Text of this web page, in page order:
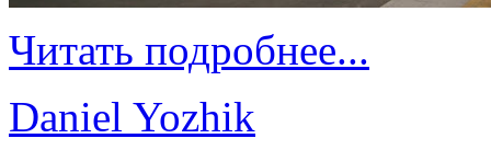
Читать подробнее...
Daniel Yozhik